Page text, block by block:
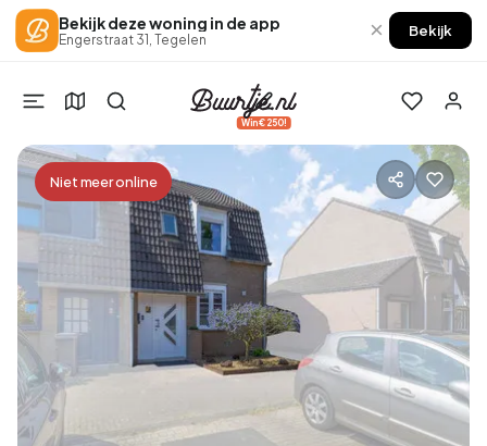
Bekijk deze woning in de app
Engerstraat 31, Tegelen × Bekijk
Win €250!
Niet meer online